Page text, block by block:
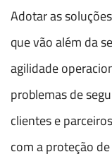
Adotar as
que vão além da
agilidade
problemas de
clientes e
com a proteção